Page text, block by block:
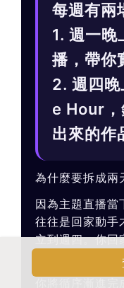
每週有兩
1. 週一
播，帶你
2. 週四
e Hour，
出來的作
為什麼要拆成兩
因為主題直播當
往往是回家動手
立到週四。你回
問題來問效果最